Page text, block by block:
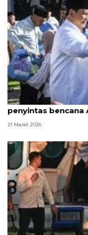
Prabowo bagikan
penyintas bencana
21 Maret 2026